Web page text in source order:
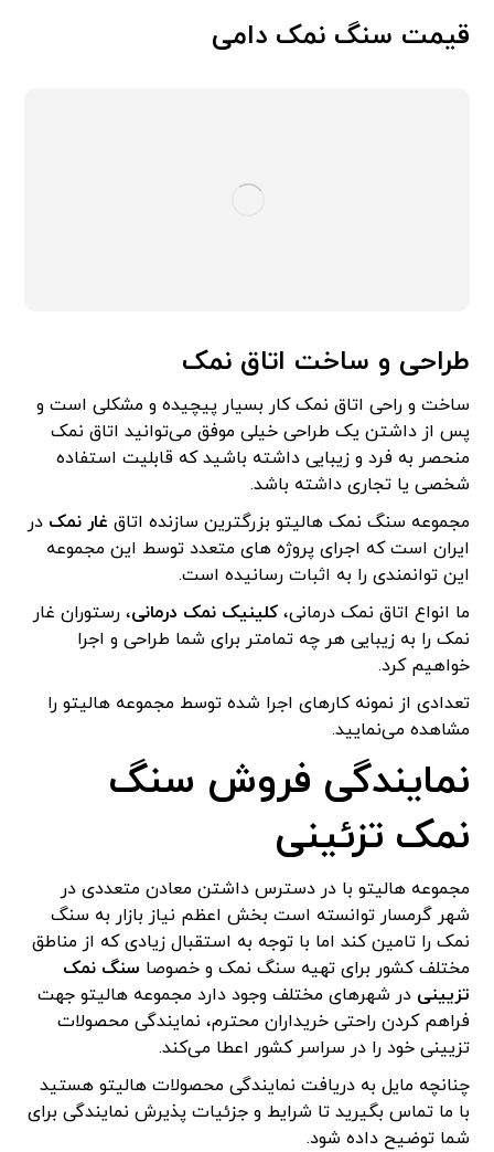
قیمت سنگ نمک دامی
طراحی و ساخت اتاق نمک
ساخت و راحی اتاق نمک کار بسیار پیچیده و مشکلی است و
پس از داشتن یک طراحی خیلی موفق می‌توانید اتاق نمک
منحصر به فرد و زیبایی داشته باشید که قابلیت استفاده
شخصی یا تجاری داشته باشد.
مجموعه سنگ نمک هالیتو بزرگترین سازنده اتاق غار نمک در
ایران است که اجرای پروژه های متعدد توسط این مجموعه
این توانمندی را به اثبات رسانیده است.
ما انواع اتاق نمک درمانی،کلینیک نمک درمانی، رستوران غار
نمک را به زیبایی هر چه تمامتر برای شما طراحی و اجرا
خواهیم کرد.
تعدادی از نمونه کارهای اجرا شده توسط مجموعه هالیتو را
مشاهده می‌نمایید.
نمایندگی فروش سنگ
نمک تزئینی
مجموعه هالیتو با در دسترس داشتن معادن متعددی در
شهر گرمسار توانسته است بخش اعظم نیاز بازار به سنگ
نمک را تامین کند اما با توجه به استقبال زیادی که از مناطق
مختلف کشور برای تهیه سنگ نمک و خصوصا سنگ نمک
تزیینی در شهرهای مختلف وجود دارد مجموعه هالیتو جهت
فراهم کردن راحتی خریداران محترم، نمایندگی محصولات
تزیینی خود را در سراسر کشور اعطا می‌کند.
چنانچه مایل به دریافت نمایندگی محصولات هالیتو هستید
با ما تماس بگیرید تا شرایط و جزئیات پذیرش نمایندگی برای
شما توضیح داده شود.